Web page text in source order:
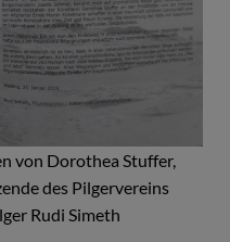
von Dorothea Stuffer,
des Pilgervereins
Rudi Simeth